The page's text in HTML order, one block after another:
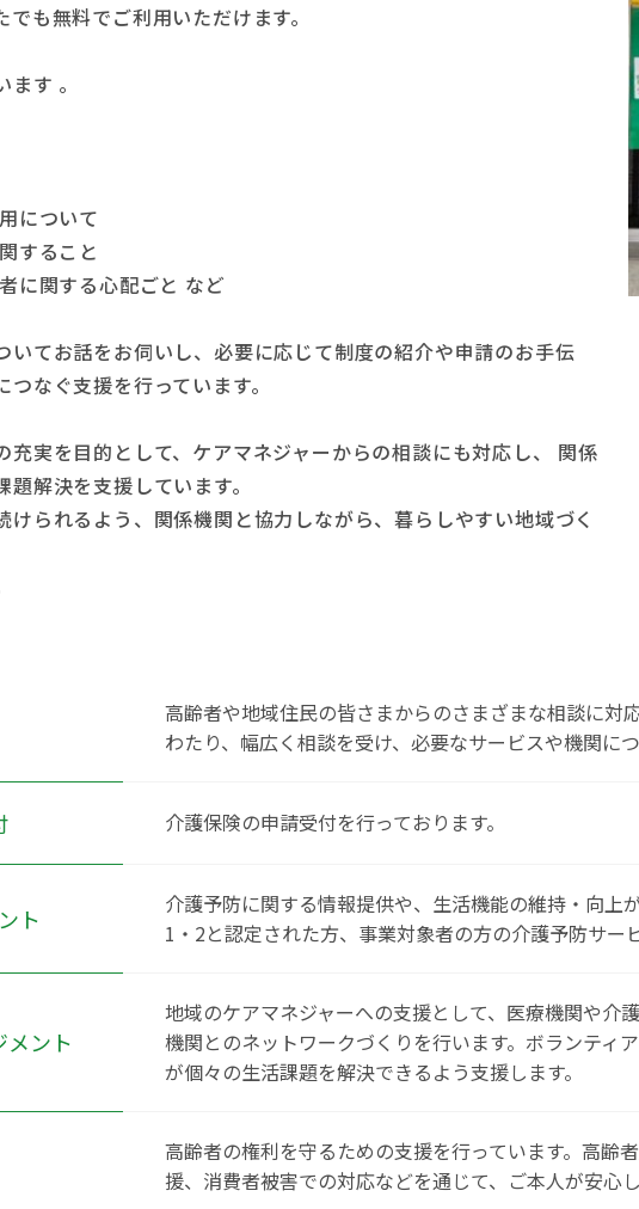
も無料でご利用いただけます。
す 。
について
すること
に関する心配ごと など
いてお話をお伺いし、必要に応じて制度の紹介や申請のお手伝
なぐ支援を行っています。
充実を目的として、ケアマネジャーからの相談にも対応し、 関係
解決を支援しています。
られるよう、関係機関と協力しながら、暮らしやすい地域づく
高齢者や地域住民の皆さまからのさまざまな相談に対
わたり、幅広く相談を受け、必要なサービスや機関につ
介護保険の申請受付を行っております。
ト
介護予防に関する情報提供や、生活機能の維持・向上
1・2と認定された方、事業対象者の方の介護予防サー
メント
地域のケアマネジャーへの支援として、医療機関や介
機関とのネットワークづくりを行います。ボランティ
が個々の生活課題を解決できるよう支援します。
高齢者の権利を守るための支援を行っています。高齢
援、消費者被害での対応などを通じて、ご本人が安心